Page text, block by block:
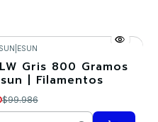
ESUN
Gris 800 Gramos
| Filamentos
$99.986